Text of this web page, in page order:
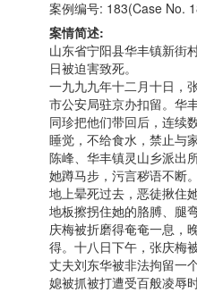
案例编号: 183(Case No.
案情简述:
山东省宁阳县华丰镇新街
日被迫害致死。
一九九九年十二月十日，
市公安局驻京办扣留。华
同珍把他们带回后，连续
睡觉，不给食水，禁止与
陈峰、华丰镇灵山乡派出
她蹲马步，污言秽语不断
地上晕死过去，恶徒揪住
地板擦拐住她的胳膊、腿
庆梅被折磨得奄奄一息，
得。十八日下午，张庆梅
丈夫刘东华被非法拘留一
媳被抓被打遭受百般凌辱